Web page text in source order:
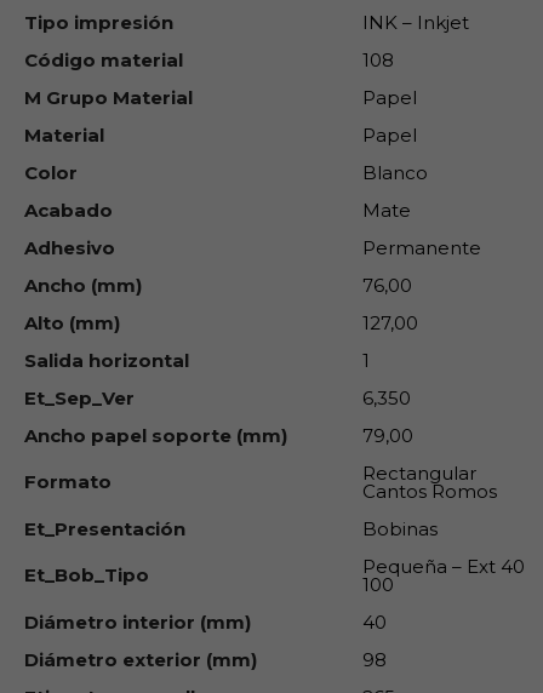
Tipo impresión
INK – Inkjet
Código material
108
M Grupo Material
Papel
Material
Papel
Color
Blanco
Acabado
Mate
Adhesivo
Permanente
Ancho (mm)
76,00
Alto (mm)
127,00
Salida horizontal
1
Et_Sep_Ver
6,350
Ancho papel soporte (mm)
79,00
Formato
Rectangular
Cantos Romos
Et_Presentación
Bobinas
Et_Bob_Tipo
Pequeña – Ext 40
100
Diámetro interior (mm)
40
Diámetro exterior (mm)
98